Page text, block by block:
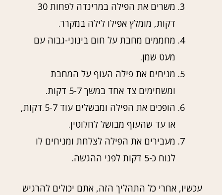
משרים את הפילה במרינדה לפחות 30
דקות, מומלץ אפילו לילה במקרר.
מחממים מחבת על חום בינוני-גבוה עם
מעט שמן.
מניחים את פילה העוף על המחבת
ומשחימים צד אחד במשך 5-7 דקות.
הופכים את הפילה ומבשלים עוד 5-7 דקות,
או עד שהעוף מבושל לחלוטין.
מעבירים את הפילה לצלחת ומניחים לו
לנוח כ-5 דקות לפני ההגשה.
עכשיו, אחרי כל התהליך הזה, אתם יכולים להרגיש